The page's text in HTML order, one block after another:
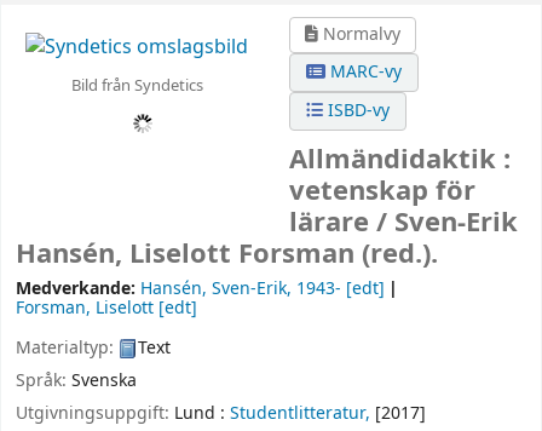
Bild från Syndetics
Normalvy
MARC-vy
ISBD-vy
Allmändidaktik :
vetenskap för
lärare / Sven-Erik
Hansén, Liselott Forsman (red.).
Medverkande: Hansén, Sven-Erik, 1943- [edt]
Forsman, Liselott [edt]
Materialtyp:
Text
Språk: Svenska
Utgivningsuppgift: Lund : Studentlitteratur, [2017]